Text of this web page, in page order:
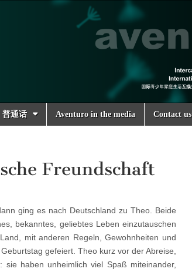
普通话 Aventuro in the media Contact us
Freundschaft
ging es nach Deutschland zu Theo. Beide
bekanntes, geliebtes Leben einzutauschen
mit anderen Regeln, Gewohnheiten und
gefeiert. Theo kurz vor der Abreise,
haben unheimlich viel Spaß miteinander,